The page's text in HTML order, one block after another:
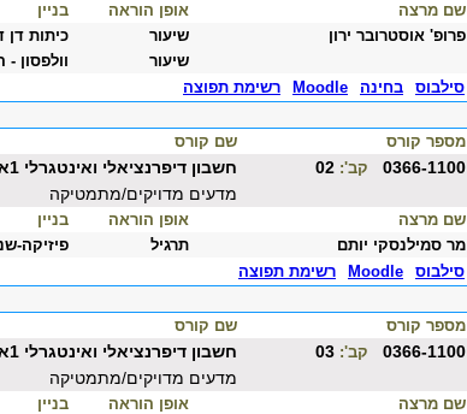
שם מרצה אופן הוראה בניין
פרופ' אוסטרובר ירון
שיעור כיתות דן
שיעור
וולפסון
סילבוס
בחינה Moodle רשימת תפוצה
מספר קורס שם קורס
0366-1100 קב':
חשבון דיפרנציאלי ואינטגרלי 1א לפיזיקאים
מדעים מדויקים/מתמטיקה
שם מרצה אופן הוראה בניין
מר סמילנסקי יותם
תרגיל פיזיקה-
סילבוס
Moodle רשימת תפוצה
מספר קורס שם קורס
0366-1100 קב':
חשבון דיפרנציאלי ואינטגרלי 1א לפיזיקאים
מדעים מדויקים/מתמטיקה
שם מרצה אופן הוראה בניין